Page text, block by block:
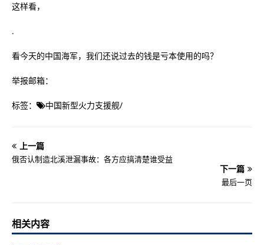
这样看，
.
看今天的中国海军，我们还说过去的钱是亏本使用的吗？
举报邮箱：
标签： 中国新型火力支援舰/
上一篇
俄否认制造北溪泄漏事故：各方应搞清楚谁受益
下一篇
最后一页
相关内容